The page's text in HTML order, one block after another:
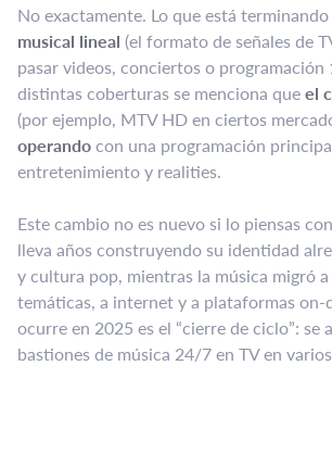
No exactamente. Lo que está terminando
musical lineal (el formato de señales de
pasar videos, conciertos o programación
distintas coberturas se menciona queel
(por ejemplo, MTV HD en ciertos
operandocon una programación
entretenimiento y realities.
Este cambio no es nuevo si lo piensas
lleva años construyendo su identidad
y cultura pop, mientras la música migró a
temáticas, a internet y a plataformas on-
ocurre en 2025 es el “cierre de ciclo”: se
bastiones de música 24/7 en TV en